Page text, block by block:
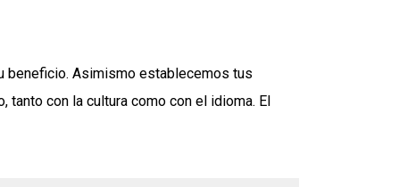
beneficio. Asimismo establecemos tus
con la cultura como con el idioma. El